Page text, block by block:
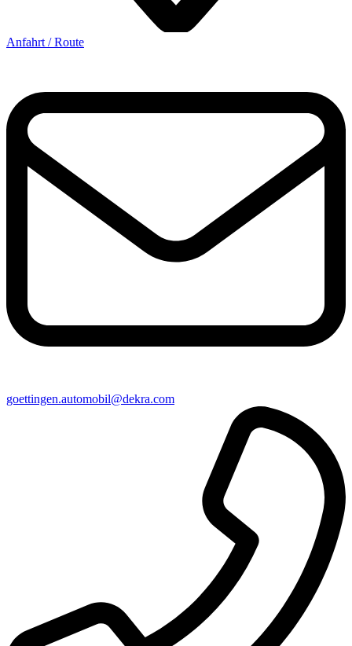
Anfahrt / Route
goettingen​.automobil@​dekra.com